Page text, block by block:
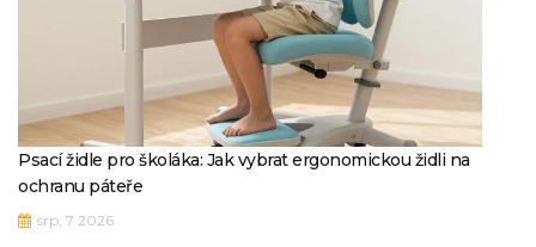
Psací židle pro školáka: Jak vybrat ergonomickou židli na
ochranu páteře
srp, 7 2026